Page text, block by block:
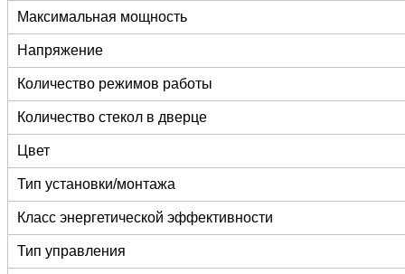
Максимальная мощность
Напряжение
Количество режимов работы
Количество стекол в дверце
Цвет
Тип установки/монтажа
Класс энергетической эффективности
Тип управления